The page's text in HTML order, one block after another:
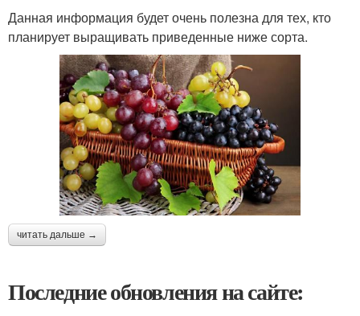
Данная информация будет очень полезна для тех, кто
планирует выращивать приведенные ниже сорта.
читать дальше →
Последние обновления на сайте: